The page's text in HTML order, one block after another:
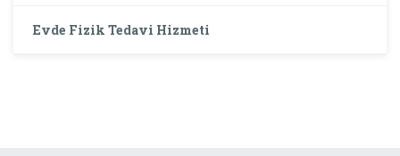
Evde Fizik Tedavi Hizmeti